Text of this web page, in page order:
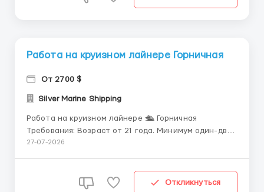
Работа на круизном лайнере Горничная
От 2700 $
Silver Marine Shipping
Работа на круизном лайнере 🛳️ Горничная
Требования: Возраст от 21 года. Минимум один-два
года предыдущего опыта работы в уборке,
на круизных лайнерах. Знание соответствующих
27-07-2026
Откликнуться